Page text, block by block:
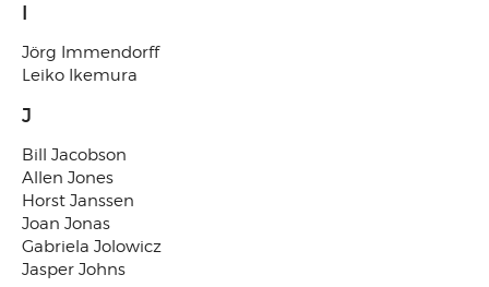
I
Jörg Immendorff
Leiko Ikemura
J
Bill Jacobson
Allen Jones
Horst Janssen
Joan Jonas
Gabriela Jolowicz
Jasper Johns